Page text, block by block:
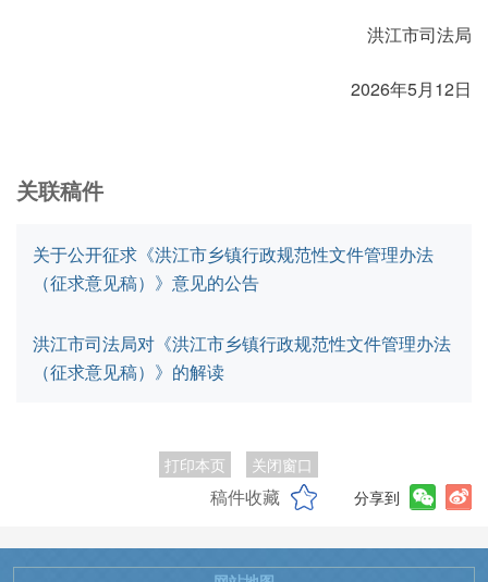
洪江市司法局
2026年5月12日
关联稿件
关于公开征求《洪江市乡镇行政规范性文件管理办法
（征求意见稿）》意见的公告
洪江市司法局对《洪江市乡镇行政规范性文件管理办法
（征求意见稿）》的解读
打印本页 关闭窗口
稿件收藏 分享到